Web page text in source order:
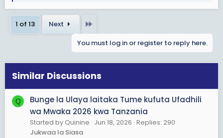
a
c
t
n
s
1 of 13 Next
You must log in or register to reply here.
Similar Discussions
Q
Bunge la Ulaya laitaka Tume kufuta Ufadhili
wa Mwaka 2026 kwa Tanzania
Started by Quinine Jun 18, 2026 Replies: 290
Jukwaa la Siasa